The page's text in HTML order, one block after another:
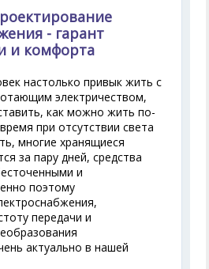
- гарант
и комфорта
настолько привык жить с
электричеством,
как можно жить по-
при отсутствии света
многие хранящиеся
за пару дней, средства
и
поэтому
передачи и
актуально в нашей